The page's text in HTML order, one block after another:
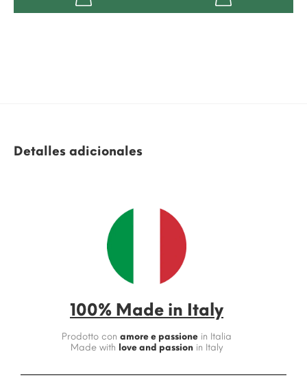
Detalles adicionales
100% Made in Italy
Prodotto con amore e passione in Italia
Made with love and passionin Italy